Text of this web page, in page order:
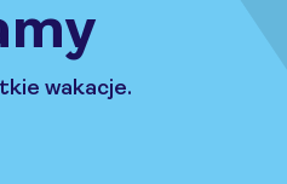
wakacje.